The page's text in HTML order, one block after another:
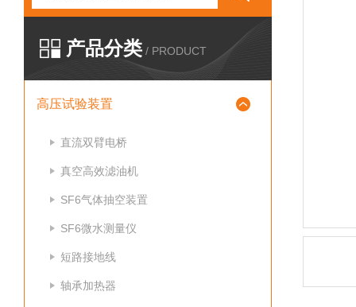
产品分类 / PRODUCT
高压试验装置
直流双臂电桥
真空高效滤油机
SF6气体抽空装置
SF6微水测量仪
短路接地线
轴承加热器